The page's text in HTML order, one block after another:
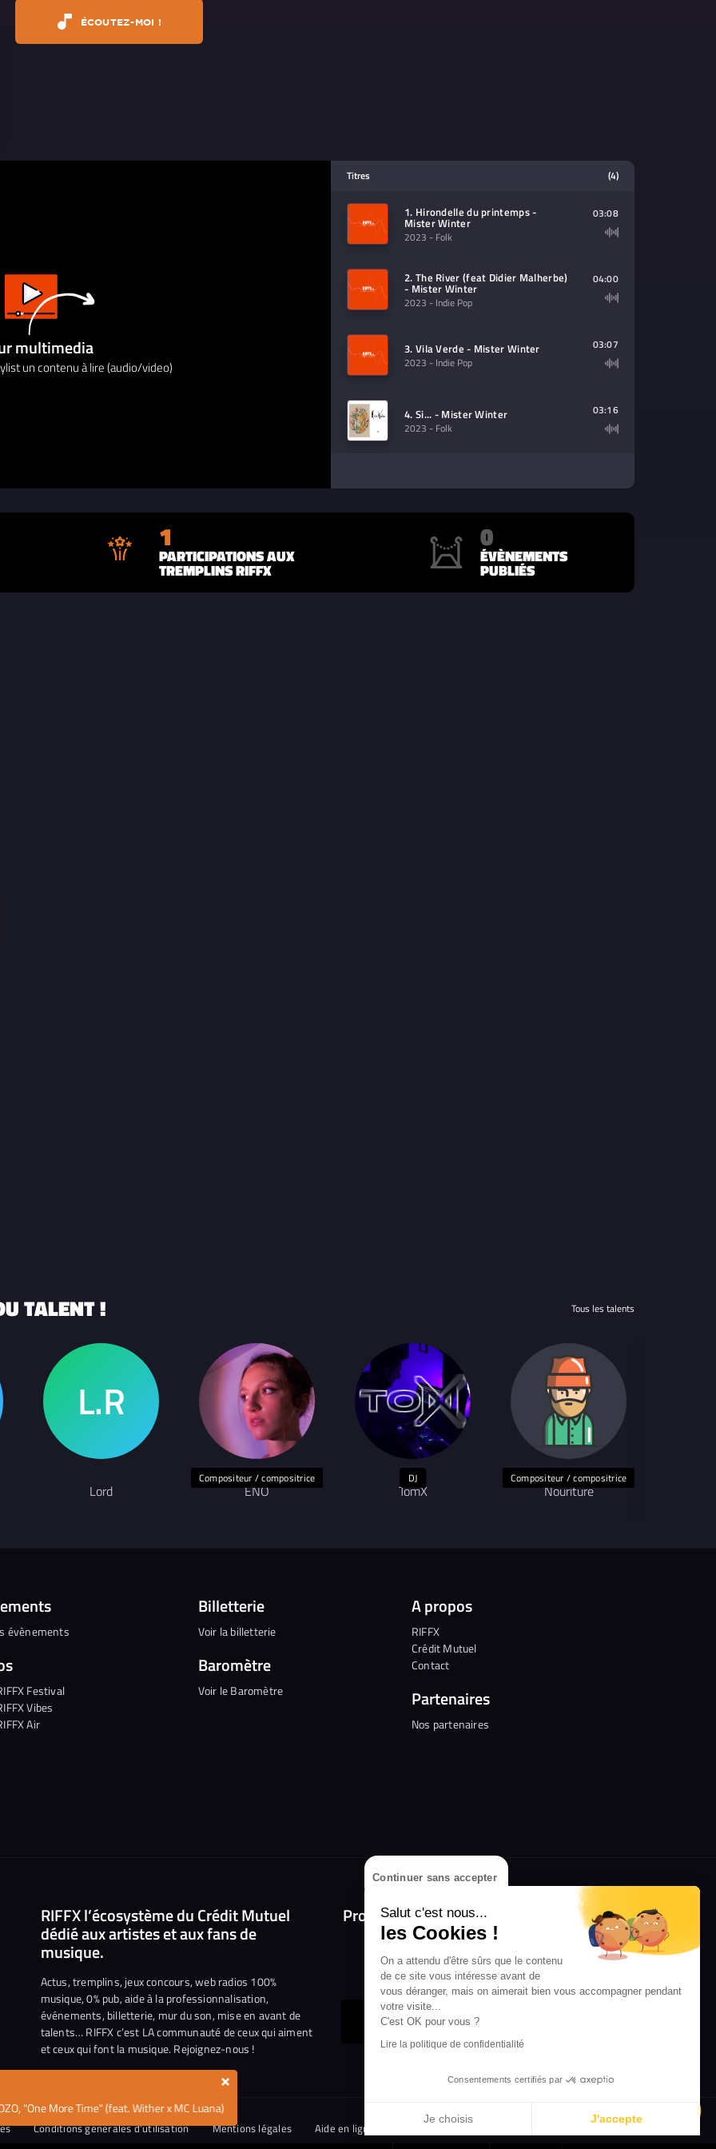
Continuer sans accepter
Salut c'est nous...
les Cookies !
On a attendu d'être sûrs que le contenu
de ce site vous intéresse avant de
vous déranger, mais on aimerait bien vous accompagner pendant
votre visite...
C'est OK pour vous ?
Lire la politique de confidentialité
Consentements certifiés par
Je choisis J'accepte
ÉCOUTEZ-MOI !
multimedia
un contenu à lire (audio/video)
Titres (4)
1. Hirondelle du printemps -
Mister Winter
2023 - Folk
03:08
2. The River (feat Didier Malherbe)
- Mister Winter
2023 - Indie Pop
04:00
3. Vila Verde - Mister Winter
2023 - Indie Pop
03:07
4. Si... - Mister Winter
2023 - Folk
03:16
1
PARTICIPATIONS AUX
TREMPLINS RIFFX
0
ÉVÈNEMENTS
PUBLIÉS
TALENT ! Tous les talents
Lord
Compositeur / compositrice
ENO
DJ
TomX
Compositeur / compositrice
Nouriture
évènements
Festival
Vibes
Air
Billetterie
Voir la billetterie
Baromètre
Voir le Baromètre
A propos
RIFFX
Crédit Mutuel
Contact
Partenaires
Nos partenaires
RIFFX l’écosystème du Crédit Mutuel
dédié aux artistes et aux fans de
musique.
Actus, tremplins, jeux concours, web radios 100%
musique, 0% pub, aide à la professionnalisation,
événements, billetterie, mur du son, mise en avant de
talents… RIFFX c’est LA communauté de ceux qui aiment
et ceux qui font la musique. Rejoignez-nous !
Prolongez l'expérience avec l'application
RIFFX !
Disponible sur l'App Store et Google Play
Conditions générales d’utilisation Mentions légales Aide en ligne Crédit Mutuel
×
"One More Time" (feat. Wither x MC Luana)